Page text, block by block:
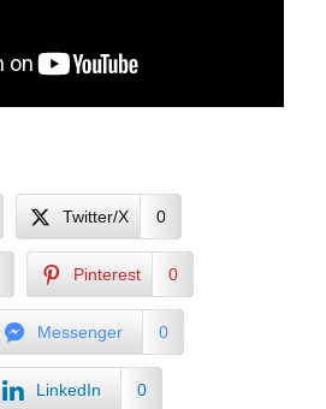
Twitter/X 0
Pinterest 0
Messenger 0
LinkedIn 0